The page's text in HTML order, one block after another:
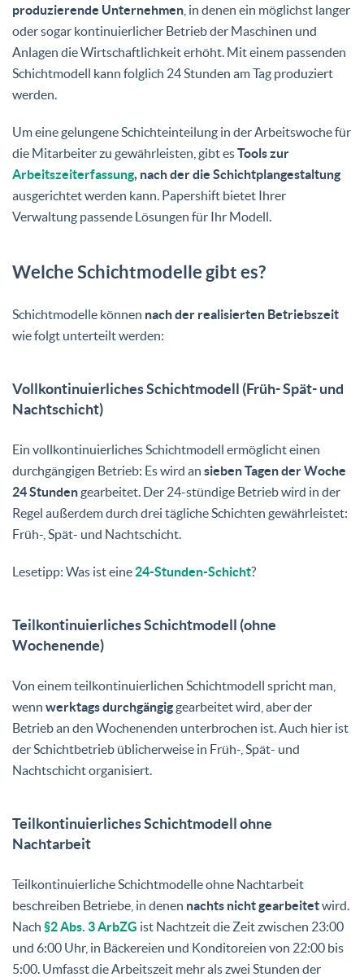
produzierende Unternehmen , in denen ein möglichst langer
oder sogar kontinuierlicher Betrieb der Maschinen und
Anlagen die Wirtschaftlichkeit erhöht. Mit einem passenden
Schichtmodell kann folglich 24 Stunden am Tag produziert
werden.
Um eine gelungene Schichteinteilung in der Arbeitswoche für
die Mitarbeiter zu gewährleisten, gibt esTools zur
Arbeitszeiterfassung, nach der die Schichtplangestaltung
ausgerichtet werden kann. Papershift bietet Ihrer
Verwaltung passende Lösungen für Ihr Modell.
Welche Schichtmodelle gibt es?
Schichtmodelle können nach der realisierten Betriebszeit
wie folgt unterteilt werden:
Vollkontinuierliches Schichtmodell (Früh- Spät- und
Nachtschicht)
Ein vollkontinuierliches Schichtmodell ermöglicht einen
durchgängigen Betrieb: Es wird an sieben Tagen der Woche
24 Stundengearbeitet. Der 24-stündige Betrieb wird in der
Regel außerdem durch drei tägliche Schichten gewährleistet:
Früh-, Spät- und Nachtschicht.
Lesetipp: Was ist eine 24-Stunden-Schicht?
Teilkontinuierliches Schichtmodell (ohne
Wochenende)
Von einem teilkontinuierlichen Schichtmodell spricht man,
wenn werktags durchgängiggearbeitet wird, aber der
Betrieb an den Wochenenden unterbrochen ist. Auch hier ist
der Schichtbetrieb üblicherweise in Früh-, Spät- und
Nachtschicht organisiert.
Teilkontinuierliches Schichtmodell ohne
Nachtarbeit
Teilkontinuierliche Schichtmodelle ohne Nachtarbeit
beschreiben Betriebe, in denen nachts nicht gearbeitetwird.
Nach §2 Abs. 3 ArbZG ist Nachtzeit die Zeit zwischen 23:00
und 6:00 Uhr, in Bäckereien und Konditoreien von 22:00 bis
5:00. Umfasst die Arbeitszeit mehr als zwei Stunden der